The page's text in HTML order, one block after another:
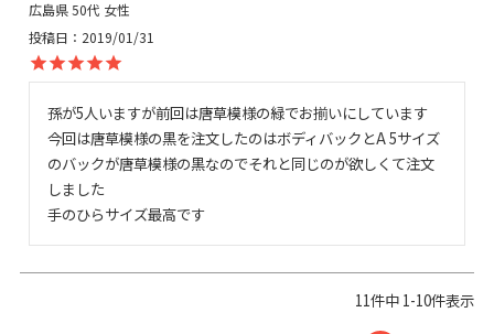
広島県50代 女性
投稿日
2019/01/31
孫が5人いますが前回は唐草模様の緑でお揃いにしています
今回は唐草模様の黒を注文したのはボディバックとA 5サイズ
のバックが唐草模様の黒なのでそれと同じのが欲しくて注文
しました
手のひらサイズ最高です
11件中 1-10件表示